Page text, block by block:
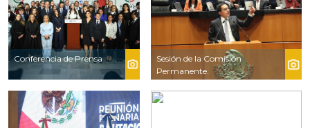
Conferencia de Prensa
Sesión de la Comisión
Permanente.